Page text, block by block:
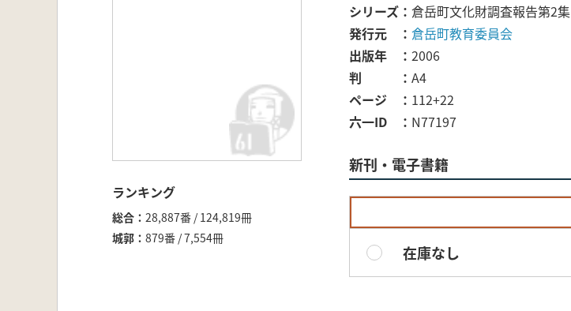
ランキング
総合
28,887番 / 124,819冊
城郭
879番 / 7,554冊
シリーズ
倉岳町文化財調査報告第2集
発行元
倉岳町教育委員会
出版年
2006
判
A4
ページ
112+22
六一ID
N77197
新刊・電子書籍
在庫なし